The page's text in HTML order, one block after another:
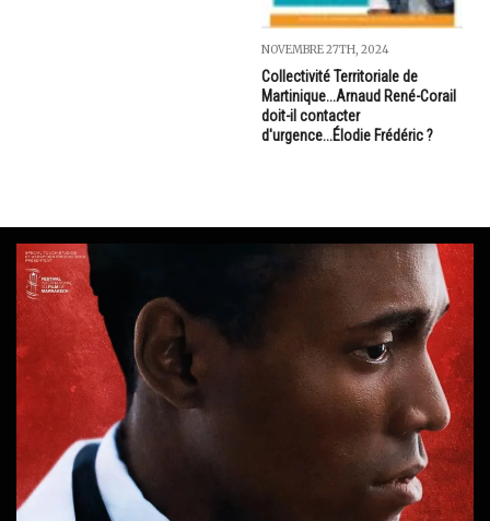
NOVEMBRE 27TH, 2024
Collectivité Territoriale de
Martinique...Arnaud René-Corail
doit-il contacter
d'urgence...Élodie Frédéric ?